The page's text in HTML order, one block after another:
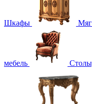
Шкафы
мебель